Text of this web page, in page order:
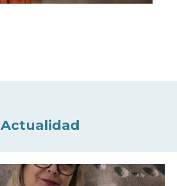
Actualidad